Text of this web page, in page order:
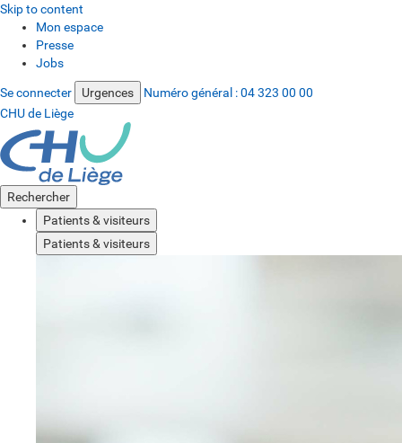
Skip to content
Mon espace
Presse
Jobs
Se connecter Urgences Numéro général :04 323 00 00
CHU de Liège
Rechercher
Patients & visiteurs
Patients & visiteurs